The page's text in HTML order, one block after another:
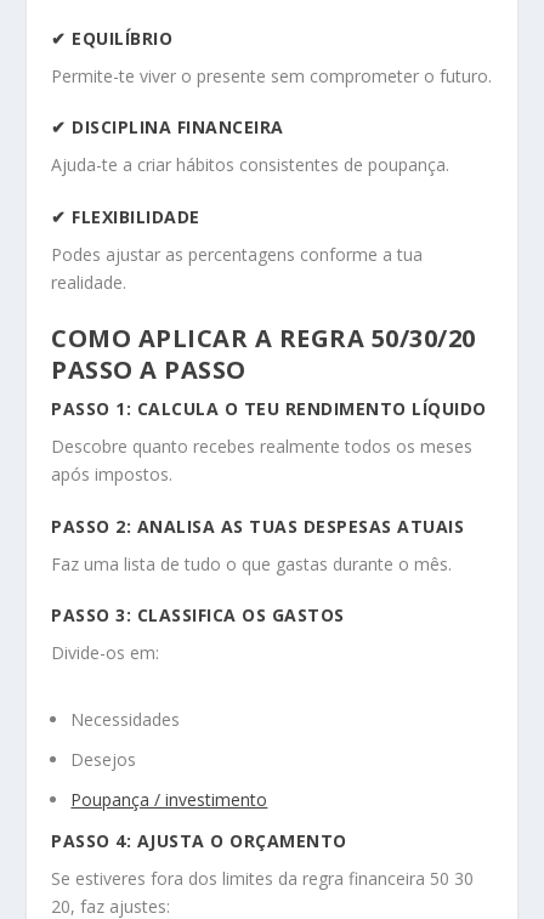
✔ EQUILÍBRIO
Permite-te viver o presente sem comprometer o futuro.
✔ DISCIPLINA FINANCEIRA
Ajuda-te a criar hábitos consistentes de poupança.
✔ FLEXIBILIDADE
Podes ajustar as percentagens conforme a tua
realidade.
COMO APLICAR A REGRA 50/30/20
PASSO A PASSO
PASSO 1: CALCULA O TEU RENDIMENTO LÍQUIDO
Descobre quanto recebes realmente todos os meses
após impostos.
PASSO 2: ANALISA AS TUAS DESPESAS ATUAIS
Faz uma lista de tudo o que gastas durante o mês.
PASSO 3: CLASSIFICA OS GASTOS
Divide-os em:
Necessidades
Desejos
Poupança / investimento
PASSO 4: AJUSTA O ORÇAMENTO
Se estiveres fora dos limites da regra financeira 50 30
20, faz ajustes: